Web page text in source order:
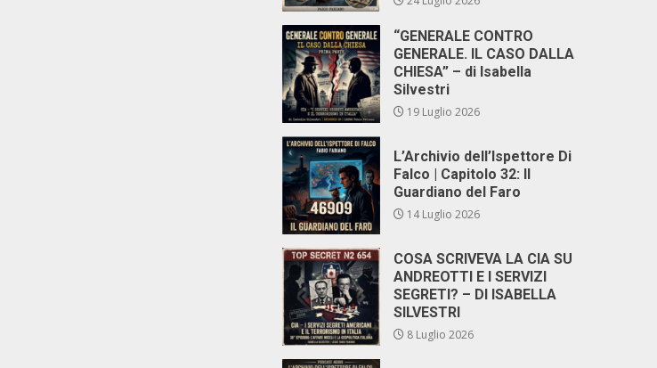
“GENERALE CONTRO
GENERALE. IL CASO DALLA
CHIESA” – di Isabella
Silvestri
19 Luglio 2026
L’Archivio dell’Ispettore Di
Falco | Capitolo 32: Il
Guardiano del Faro
14 Luglio 2026
COSA SCRIVEVA LA CIA SU
ANDREOTTI E I SERVIZI
SEGRETI? – DI ISABELLA
SILVESTRI
8 Luglio 2026